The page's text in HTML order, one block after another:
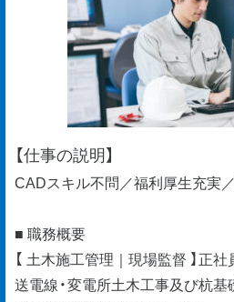
【仕事の説明】
CADスキル不問／福利厚生充実
■ 職務概要
【 土木施工管理｜現場監督 】正社
送電線・変電所土木工事及び杭